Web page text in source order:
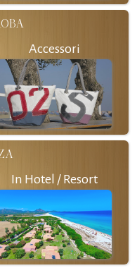
Accessori
In Hotel / Resort